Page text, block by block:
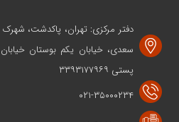
دفتر مرکزی: تهران، پاکدشت، شهرک
پستی ۳۳۹۳۱۷۷۹۶۹
۰۲۱-۳۵۰۰۰۲۳۴